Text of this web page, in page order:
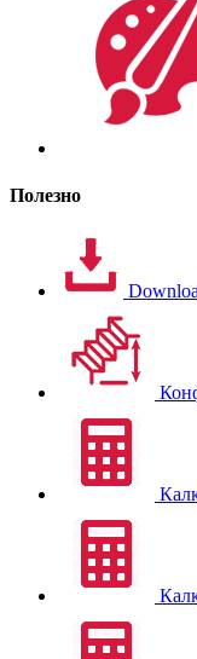
Полезно